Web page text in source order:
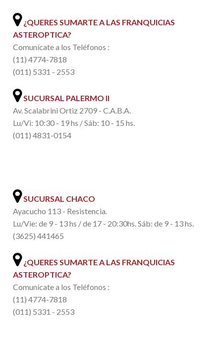
¿QUERES SUMARTE A LAS FRANQUICIAS
ASTEROPTICA?
Comunícate a los Teléfonos :
(11) 4774-7818
(011) 5331 - 2553
SUCURSAL PALERMO II
Av. Scalabrini Ortiz 2709 - C.A.B.A.
Lu/Vi: 10:30 - 19 hs / Sáb: 10 - 15 hs.
(011) 4831-0154
SUCURSAL CHACO
Ayacucho 113 - Resistencia.
Lu/Vie: de 9 - 13 hs / de 17 - 20:30hs. Sáb: de 9 - 13 hs.
(3625) 441465
¿QUERES SUMARTE A LAS FRANQUICIAS
ASTEROPTICA?
Comunícate a los Teléfonos :
(11) 4774-7818
(011) 5331 - 2553